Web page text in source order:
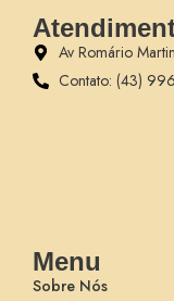
Av Romário
Contato: (43)
Menu
Sobre Nós